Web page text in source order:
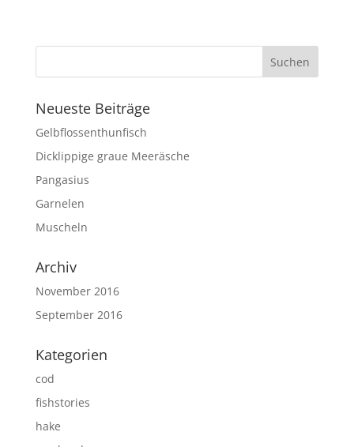
Neueste Beiträge
Gelbflossenthunfisch
Dicklippige graue Meeräsche
Pangasius
Garnelen
Muscheln
Archiv
November 2016
September 2016
Kategorien
cod
fishstories
hake